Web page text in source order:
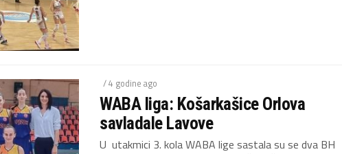
/ 4 godine ago
WABA liga: Košarkašice Orlova
savladale Lavove
U utakmici 3. kola WABA lige sastala su se dva BH